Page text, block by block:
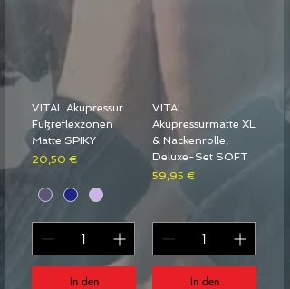
VITAL Akupressur
Fußreflexzonen
Matte SPIKY
Preis
20,50 €
In den
VITAL
Akupressurmatte XL
& Nackenrolle,
Deluxe-Set SOFT
Preis
59,95 €
In den